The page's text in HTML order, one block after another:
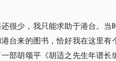
少，我只能求助于港台。当
台来的图书，恰好我在这里有
部胡颂平《胡适之先生年谱长